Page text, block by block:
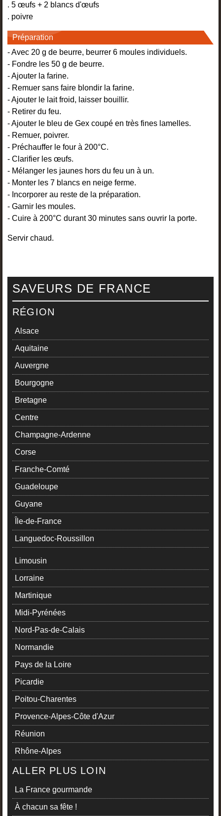
. 5 œufs + 2 blancs d'œufs
. poivre
Préparation
- Avec 20 g de beurre, beurrer 6 moules individuels.
- Fondre les 50 g de beurre.
- Ajouter la farine.
- Remuer sans faire blondir la farine.
- Ajouter le lait froid, laisser bouillir.
- Retirer du feu.
- Ajouter le bleu de Gex coupé en très fines lamelles.
- Remuer, poivrer.
- Préchauffer le four à 200°C.
- Clarifier les œufs.
- Mélanger les jaunes hors du feu un à un.
- Monter les 7 blancs en neige ferme.
- Incorporer au reste de la préparation.
- Garnir les moules.
- Cuire à 200°C durant 30 minutes sans ouvrir la porte.
Servir chaud.
SAVEURS DE FRANCE
RÉGION
Alsace
Aquitaine
Auvergne
Bourgogne
Bretagne
Centre
Champagne-Ardenne
Corse
Franche-Comté
Guadeloupe
Guyane
Île-de-France
Languedoc-Roussillon
Limousin
Lorraine
Martinique
Midi-Pyrénées
Nord-Pas-de-Calais
Normandie
Pays de la Loire
Picardie
Poitou-Charentes
Provence-Alpes-Côte d'Azur
Réunion
Rhône-Alpes
ALLER PLUS LOIN
La France gourmande
À chacun sa fête !